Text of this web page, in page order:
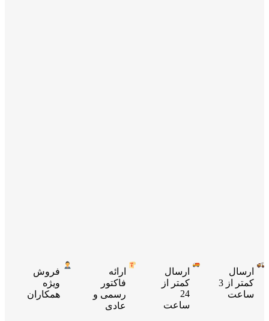
ارسال
کمتر از 3
ساعت
ارسال
کمتر از
24
ساعت
ارائه
فاکتور
رسمی و
عادی
فروش
ویژه
همکاران